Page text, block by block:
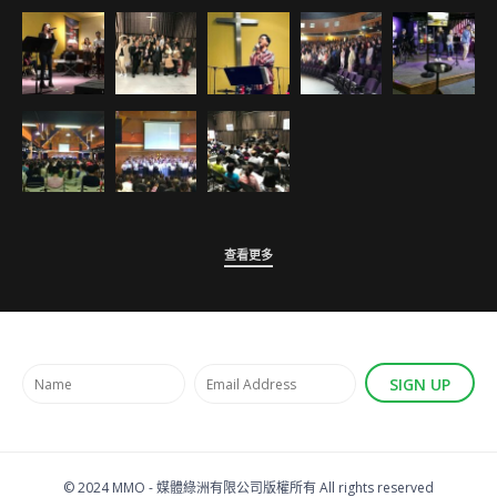
查看更多
SIGN UP
© 2024 MMO -媒體綠洲有限公司版權所有All rights reserved